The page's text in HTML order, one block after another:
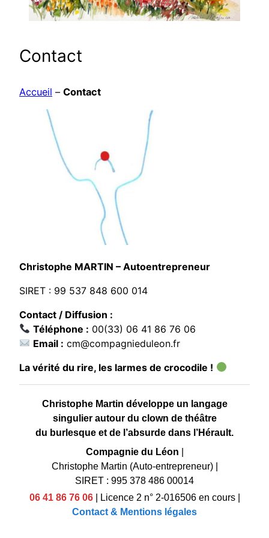
Contact
Accueil – Contact
Christophe MARTIN – Autoentrepreneur
SIRET : 99 537 848 600 014
Contact / Diffusion :
Téléphone : 00(33) 06 41 86 76 06
Email : cm@compagnieduleon.fr
La vérité du rire, les larmes de crocodile !
Christophe Martin développe un langage
singulier autour du clown de théâtre
du burlesque et de l’absurde dans l’Hérault.
Compagnie du Léon
Christophe Martin (Auto-entrepreneur)|
SIRET : 995 378 486 00014
06 41 86 76 06| Licence 2 n° 2-016506 en cours|
Contact & Mentions légales